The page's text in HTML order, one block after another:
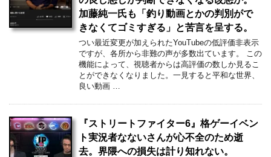
加藤純一氏も「釣り動画とかの判別がで
きなくてゴミすぎる」と苦言を呈する。
つい最近変更が加えられたYouTubeの低評価非表示
ですが、各所から非難の声が多数出ています。 この
機能によって、視聴者からは高評価の数しか見るこ
とができなくなりました。一見すると平和な世界、
良い動画 …
『ストリートファイター6』格ゲーイベン
ト実況者なないさんが心不全のため逝
去。界隈への損失は計り知れない。